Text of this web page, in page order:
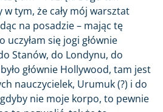
tym, że cały mój warsztat
na posadzie – mając tę
się jogi głównie
Stanów, do Londynu, do
głównie Hollywood, tam jest
nauczycielek, Urumuk (?) i do
nie moje korpo, to pewnie